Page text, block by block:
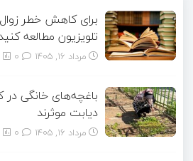
برای کاهش خطر
تلویزیون مطالعه
مرداد ۱۶, ۱۴۰۵
باغچه‌های خانگی
دیابت موثرند
مرداد ۱۶, ۱۴۰۵